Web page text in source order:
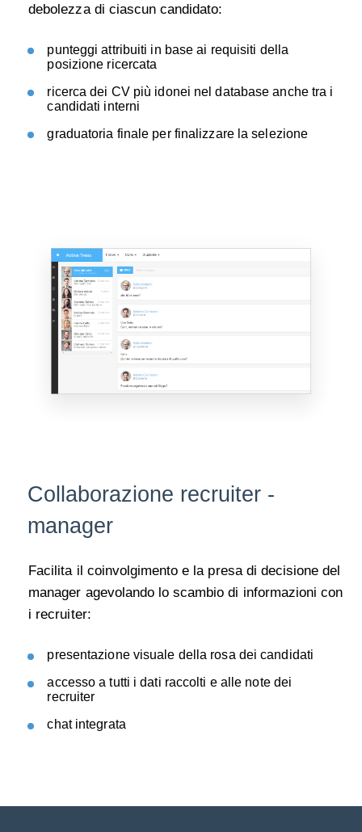
debolezza di ciascun candidato:
punteggi attribuiti in base ai requisiti della
posizione ricercata
ricerca dei CV più idonei nel database anche tra i
candidati interni
graduatoria finale per finalizzare la selezione
Collaborazione recruiter -
manager
Facilita il coinvolgimento e la presa di decisione del
manager agevolando lo scambio di informazioni con
i recruiter:
presentazione visuale della rosa dei candidati
accesso a tutti i dati raccolti e alle note dei
recruiter
chat integrata